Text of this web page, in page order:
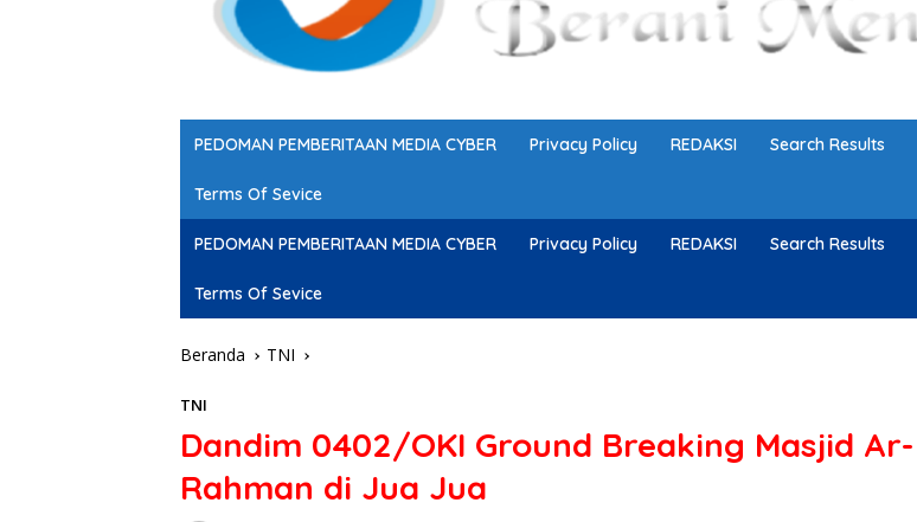
PEDOMAN PEMBERITAAN MEDIA CYBER Privacy Policy REDAKSI Search Results
Terms Of Sevice
PEDOMAN PEMBERITAAN MEDIA CYBER Privacy Policy REDAKSI Search Results
Terms Of Sevice
Beranda TNI
TNI
Dandim 0402/OKI Ground Breaking Masjid Ar-
Rahman di Jua Jua